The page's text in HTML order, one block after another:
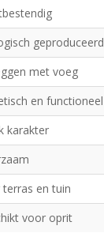
geproduceerd
met voeg
en functioneel
karakter
terras en tuin
voor oprit